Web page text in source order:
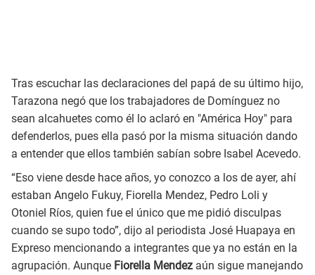
Tras escuchar las declaraciones del papá de su último hijo,
Tarazona negó que los trabajadores de Domínguez no
sean alcahuetes como él lo aclaró en "América Hoy" para
defenderlos, pues ella pasó por la misma situación dando
a entender que ellos también sabían sobre Isabel Acevedo.
“Eso viene desde hace años, yo conozco a los de ayer, ahí
estaban Angelo Fukuy, Fiorella Mendez, Pedro Loli y
Otoniel Ríos, quien fue el único que me pidió disculpas
cuando se supo todo”, dijo al periodista José Huapaya en
Expreso mencionando a integrantes que ya no están en la
agrupación. Aunque Fiorella Mendez aún sigue manejando